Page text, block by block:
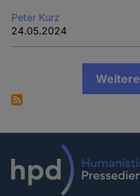
Peter Kurz
24.05.2024